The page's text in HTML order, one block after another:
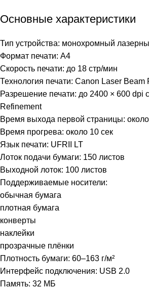
Основные характеристики
Тип устройства: монохромный
Формат печати: A4
Скорость печати: до 18 стр/мин
Технология печати: Canon Laser Beam
Разрешение печати: до 2400 × 600 dpi
Refinement
Время выхода первой страницы:
Время прогрева: около 10 сек
Язык печати: UFRII LT
Лоток подачи бумаги: 150 листов
Выходной лоток: 100 листов
Поддерживаемые носители:
обычная бумага
плотная бумага
конверты
наклейки
прозрачные плёнки
Плотность бумаги: 60–163 г/м²
Интерфейс подключения: USB 2.0
Память: 32 МБ